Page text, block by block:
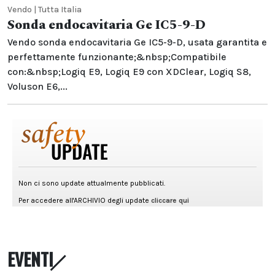
Vendo | Tutta Italia
Sonda endocavitaria Ge IC5-9-D
Vendo sonda endocavitaria Ge IC5-9-D, usata garantita e
perfettamente funzionante;&nbsp;Compatibile
con:&nbsp;Logiq E9, Logiq E9 con XDClear, Logiq S8,
Voluson E6,...
EVENTI